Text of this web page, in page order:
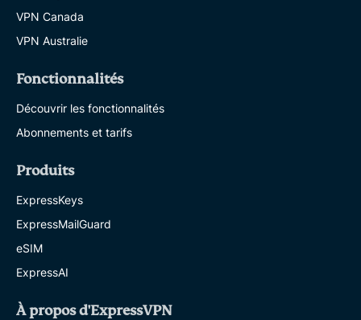
VPN Canada
VPN Australie
Fonctionnalités
Découvrir les fonctionnalités
Abonnements et tarifs
Produits
ExpressKeys
ExpressMailGuard
eSIM
ExpressAI
À propos d'ExpressVPN